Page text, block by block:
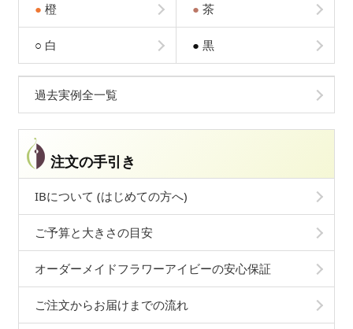
● 橙 ● 茶
○ 白 ● 黒
過去実例全一覧
注文の手引き
IBについて (はじめての方へ)
ご予算と大きさの目安
オーダーメイドフラワーアイビーの安心保証
ご注文からお届けまでの流れ